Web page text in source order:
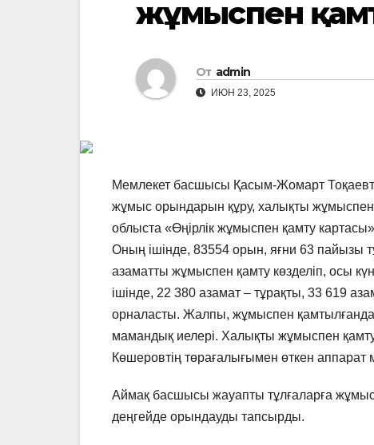
жұмыспен
От admin
ИЮН 23, 2025
Мемлекет басшысы Қасым-Жомарт
жұмыс орындарын құру, халықты
облыста «Өңірлік жұмыспен қамту
Оның ішінде, 83554 орын, яғни 63 пайызы
азаматты жұмыспен қамту көзделіп, осы
ішінде, 22 380 азамат – тұрақты, 33 619
орналасты. Жалпы, жұмыспен
мамандық иелері. Халықты жұмыспен
Көшеровтің төрағалығымен өткен аппарат
Аймақ басшысы жауапты тұлғаларға
деңгейде орындауды тапсырды.